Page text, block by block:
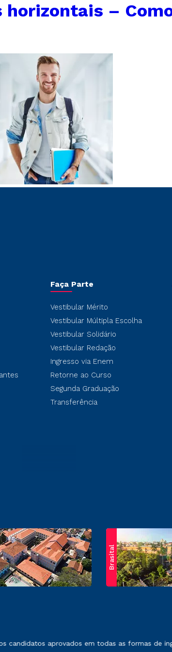
horizontais –
Faça Parte
Vestibular Mérito
Vestibular Múltipla Escolha
Vestibular Solidário
Vestibular Redação
Ingresso via Enem
Retorne ao Curso
Segunda Graduação
Transferência
Brasital
de prestação de serviços.
aprovados em todas as formas de